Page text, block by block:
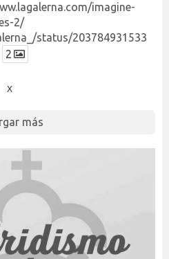
imagine-
2/
status/203784931533
2
X
más